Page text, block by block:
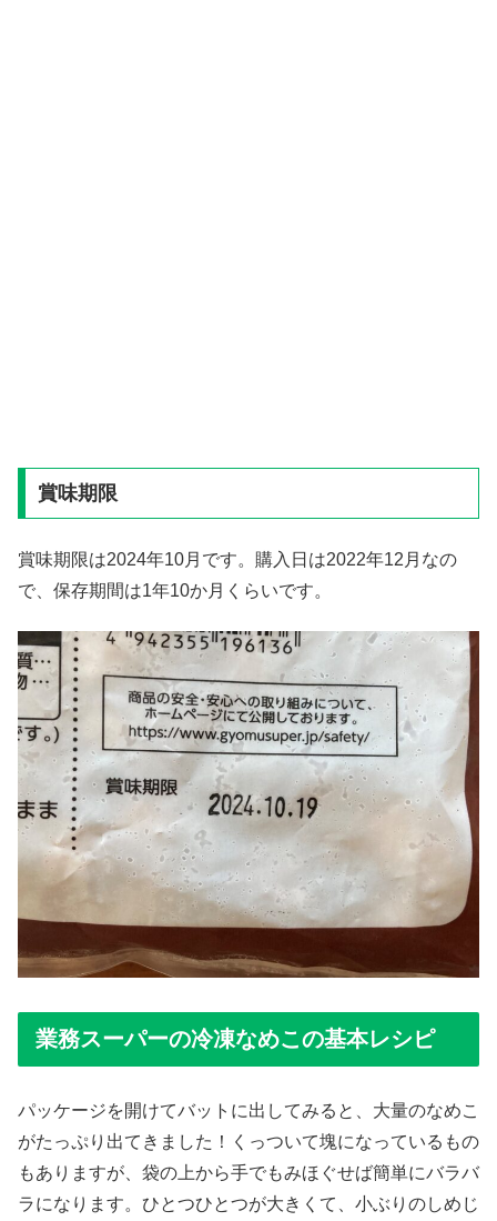
賞味期限
賞味期限は2024年10月です。購入日は2022年12月なの
で、保存期間は1年10か月くらいです。
業務スーパーの冷凍なめこの基本レシピ
パッケージを開けてバットに出してみると、大量のなめこ
がたっぷり出てきました！くっついて塊になっているもの
もありますが、袋の上から手でもみほぐせば簡単にバラバ
ラになります。ひとつひとつが大きくて、小ぶりのしめじ